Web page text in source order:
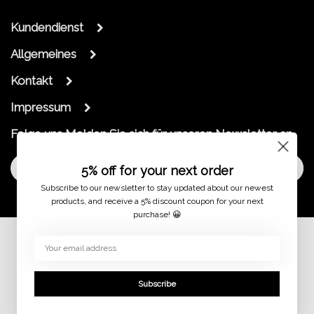
Kundendienst
Allgemeines
Kontakt
Impressum
Folge uns Melden Sie sich für unseren Newsletter an
Melde dich an
5% off for your next order
Subscribe to our newsletter to stay updated about our newest
products, and receive a 5% discount coupon for your next
purchase! 😀
Subscribe